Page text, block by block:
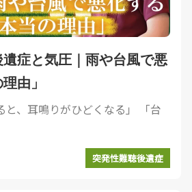
症と気圧｜雨や台風で悪
由」
と、耳鳴りがひどくなる」 「台
突発性難聴後遺症